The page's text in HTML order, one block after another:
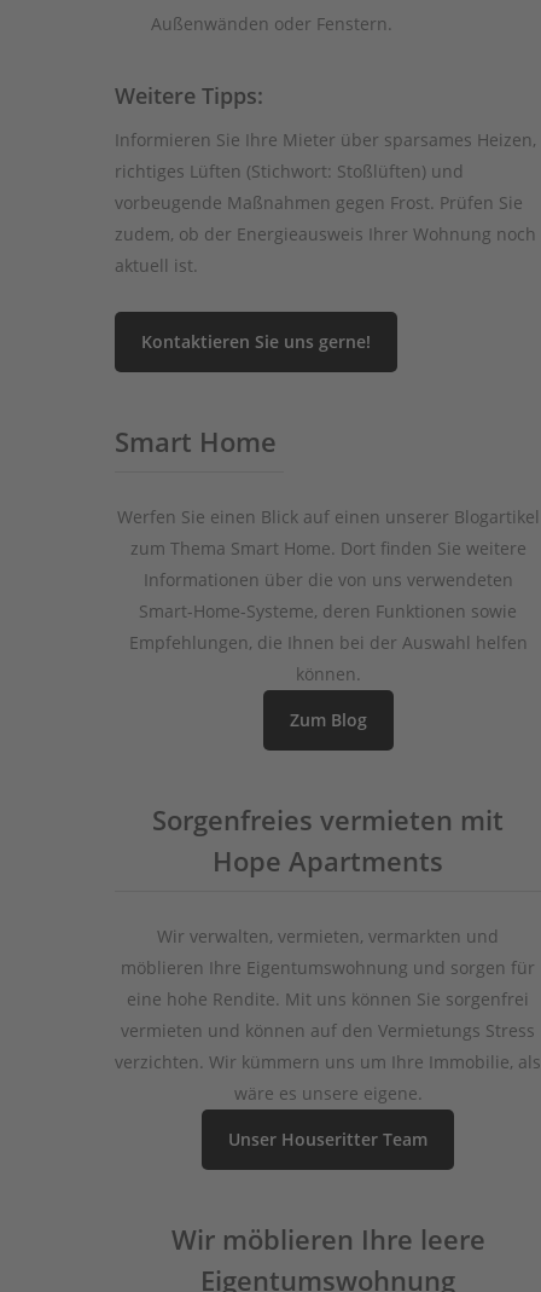
Außenwänden oder Fenstern.
Weitere Tipps:
Informieren Sie Ihre Mieter über sparsames Heizen,
richtiges Lüften (Stichwort: Stoßlüften) und
vorbeugende Maßnahmen gegen Frost. Prüfen Sie
zudem, ob der Energieausweis Ihrer Wohnung noch
aktuell ist.
Kontaktieren Sie uns gerne!
Smart Home
Werfen Sie einen Blick auf einen unserer Blogartikel
zum Thema Smart Home. Dort finden Sie weitere
Informationen über die von uns verwendeten
Smart-Home-Systeme, deren Funktionen sowie
Empfehlungen, die Ihnen bei der Auswahl helfen
können.
Zum Blog
Sorgenfreies vermieten mit
Hope Apartments
Wir verwalten, vermieten, vermarkten und
möblieren Ihre Eigentumswohnung und sorgen für
eine hohe Rendite. Mit uns können Sie sorgenfrei
vermieten und können auf den Vermietungs Stress
verzichten. Wir kümmern uns um Ihre Immobilie, als
wäre es unsere eigene.
Unser Houseritter Team
Wir möblieren Ihre leere
Eigentumswohnung